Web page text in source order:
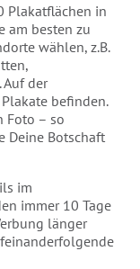
Plakatflächen in
am besten zu
wählen, z.B.
Auf der
befinden.
Foto – so
Deine Botschaft
im
immer 10 Tage
länger